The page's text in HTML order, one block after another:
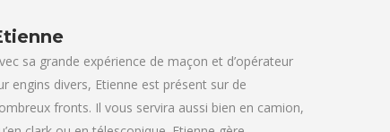
sa grande expérience de maçon et d’opérateur
engins divers, Etienne est présent sur de
fronts. Il vous servira aussi bien en camion,